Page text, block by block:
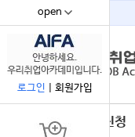
open
로그인 회원가입
수강신청